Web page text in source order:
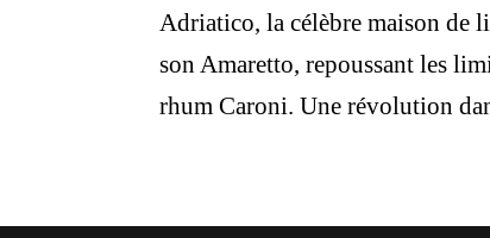
Adriatico, la célèbre maison de
son Amaretto, repoussant les
rhum Caroni. Une révolution